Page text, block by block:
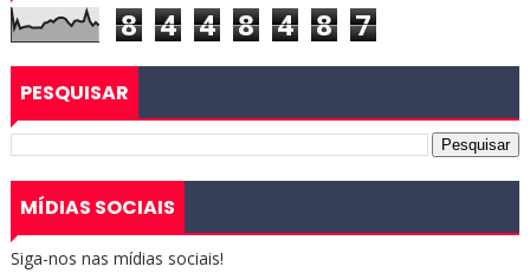
8 4 4 8 4 8 7
PESQUISAR
MÍDIAS SOCIAIS
Siga-nos nas mídias sociais!